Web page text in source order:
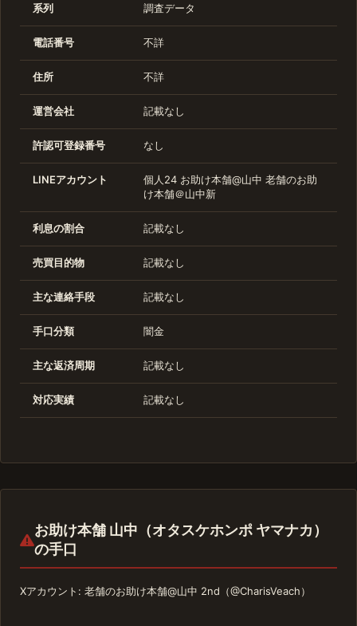
系列 調査データ
電話番号 不詳
住所 不詳
運営会社 記載なし
許認可登録番号 なし
LINEアカウント
個人24 お助け本舗@山中 老舗のお助
け本舗＠山中新
利息の割合 記載なし
売買目的物 記載なし
主な連絡手段 記載なし
手口分類 闇金
主な返済周期 記載なし
対応実績 記載なし
お助け本舗 山中（オタスケホンポ ヤマナカ）
の手口
Xアカウント: 老舗のお助け本舗@山中 2nd（@CharisVeach）